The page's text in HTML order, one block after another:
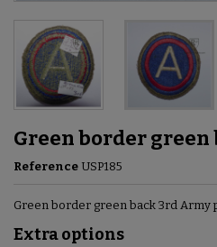
Green border green
Reference USP185
Green border green back 3rd Army
Extra options